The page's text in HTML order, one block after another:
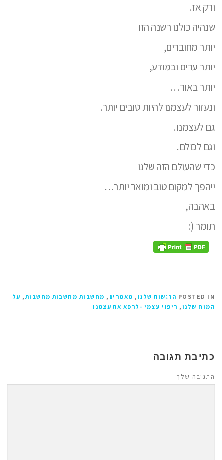
ורק אז.
שנהיה כולנו השנה הזו
יותר מחוברים,
יותר ערים ובמודע,
יותר באור…
ונעזור לעצמנו להיות טובים יותר.
גם לעצמנו.
וגם לכולם.
כדי שהעולם הזה שלנו
ייהפך למקום טוב ומואר יותר…
באהבה,
תומר (:
POSTED IN הרגשות שלנו , מאמרים , מחשבות מחשבות מחשבות , על
המוח שלנו , ריפוי עצמי -לרפא את עצמנו
כתיבת תגובה
התגובה שלך